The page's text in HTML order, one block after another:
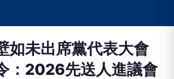
如未出席黨代表大會
：2026先送人進議會